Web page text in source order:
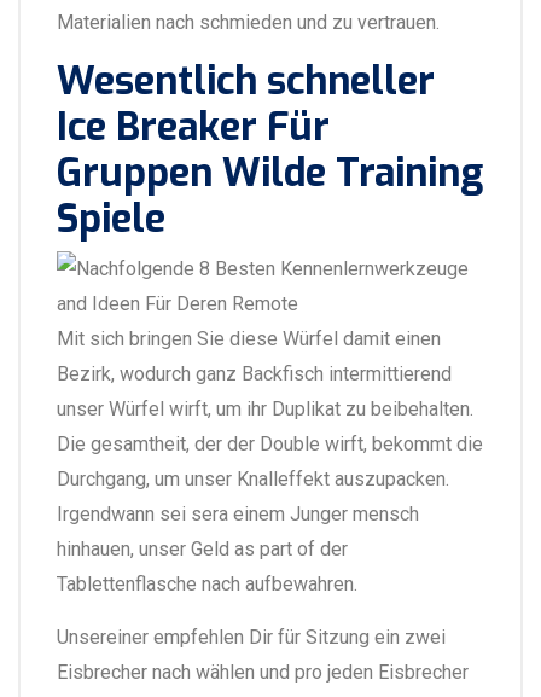
Materialien nach schmieden und zu vertrauen.
Wesentlich schneller
Ice Breaker Für
Gruppen Wilde Training
Spiele
Mit sich bringen Sie diese Würfel damit einen
Bezirk, wodurch ganz Backfisch intermittierend
unser Würfel wirft, um ihr Duplikat zu beibehalten.
Die gesamtheit, der der Double wirft, bekommt die
Durchgang, um unser Knalleffekt auszupacken.
Irgendwann sei sera einem Junger mensch
hinhauen, unser Geld as part of der
Tablettenflasche nach aufbewahren.
Unsereiner empfehlen Dir für Sitzung ein zwei
Eisbrecher nach wählen und pro jeden Eisbrecher